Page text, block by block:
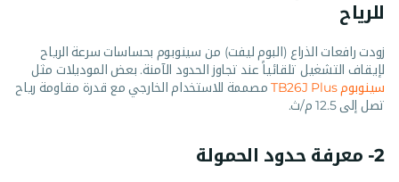
للرياح
زودت رافعات الذراع (البوم ليفت) من سينوبوم بحساسات سرعة الرياح
لإيقاف التشغيل تلقائياً عند تجاوز الحدود الآمنة. بعض الموديلات مثل
سينوبوم TB26J Plus
مصممة للاستخدام الخارجي مع قدرة مقاومة رياح
تصل إلى 12.5 م/ث.
2- معرفة حدود الحمولة